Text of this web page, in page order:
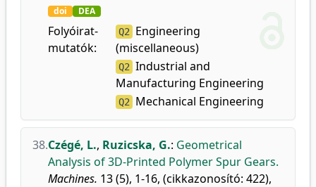
doi DEA
Folyóirat-
mutatók:
Q2 Engineering
(miscellaneous)
Q2 Industrial and
Manufacturing Engineering
Q2 Mechanical Engineering
38.Czégé, L., Ruzicska, G.: Geometrical
Analysis of 3D-Printed Polymer Spur Gears.
Machines. 13 (5), 1-16, (cikkazonosító: 422),